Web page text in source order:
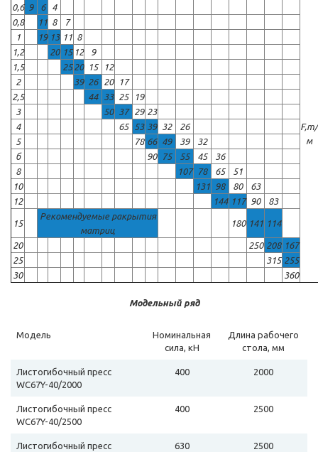
F,т/
м
0,6 9 6
4
0,8
11 8
7
1
19 13 11 8
1,2
20 15 12
9
1,5
25 20 15
12
2
39 26 20
17
2,5
44 33 25
19
3
50 37 29 23
4
65 53 39 32
26
5
78 66 49 39
32
б
90 75 55 45
36
8
107 78 65
51
10
131 98 80
63
12
144 117 90 83
15
Рекомендуемые ракрытия
матриц
180 141 114
20 250 208 167
25
315 255
30
360
Модельный ряд
Модель
Номинальная
сила, кН
Длина рабочего
стола, мм
Листогибочный пресс
WC67Y-40/2000
400 2000
Листогибочный пресс
WC67Y-40/2500
400 2500
Листогибочный пресс
630 2500